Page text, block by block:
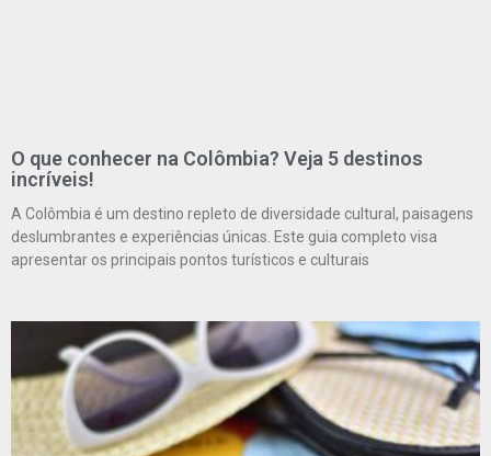
O que conhecer na Colômbia? Veja 5 destinos
incríveis!
A Colômbia é um destino repleto de diversidade cultural, paisagens
deslumbrantes e experiências únicas. Este guia completo visa
apresentar os principais pontos turísticos e culturais